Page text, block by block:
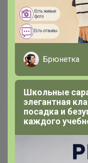
Цена за 6шт
680,4р
Вилка Sapporo столовая
см, P.L. - Davinci
Брюнетка
Школьные
элегантная
посадка и
каждого